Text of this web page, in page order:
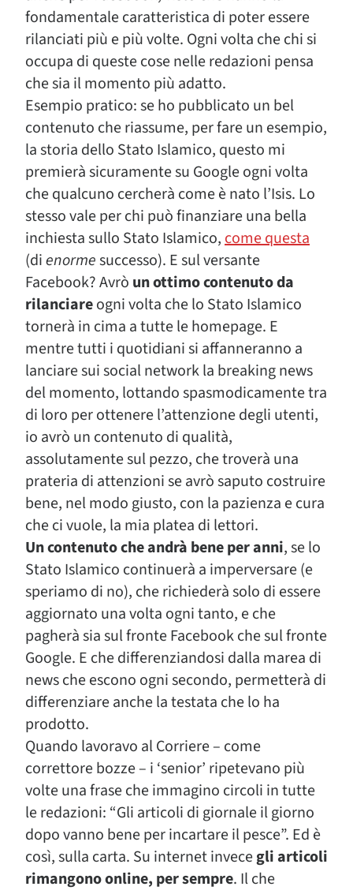
fondamentale caratteristica di poter essere
rilanciati più e più volte. Ogni volta che chi si
occupa di queste cose nelle redazioni pensa
che sia il momento più adatto.
Esempio pratico: se ho pubblicato un bel
contenuto che riassume, per fare un esempio,
la storia dello Stato Islamico, questo mi
premierà sicuramente su Google ogni volta
che qualcuno cercherà come è nato l’Isis. Lo
stesso vale per chi può finanziare una bella
inchiesta sullo Stato Islamico,come questa
(dienormesuccesso). E sul versante
Facebook? Avrò un ottimo contenuto da
rilanciareogni volta che lo Stato Islamico
tornerà in cima a tutte le homepage. E
mentre tutti i quotidiani si affanneranno a
lanciare sui social network la breaking news
del momento, lottando spasmodicamente tra
di loro per ottenere l’attenzione degli utenti,
io avrò un contenuto di qualità,
assolutamente sul pezzo, che troverà una
prateria di attenzioni se avrò saputo costruire
bene, nel modo giusto, con la pazienza e cura
che ci vuole, la mia platea di lettori.
Un contenuto che andrà bene per anni, se lo
Stato Islamico continuerà a imperversare (e
speriamo di no), che richiederà solo di essere
aggiornato una volta ogni tanto, e che
pagherà sia sul fronte Facebook che sul fronte
Google. E che differenziandosi dalla marea di
news che escono ogni secondo, permetterà di
differenziare anche la testata che lo ha
prodotto.
Quando lavoravo al Corriere – come
correttore bozze – i ‘senior’ ripetevano più
volte una frase che immagino circoli in tutte
le redazioni: “Gli articoli di giornale il giorno
dopo vanno bene per incartare il pesce”. Ed è
così, sulla carta. Su internet invecegli articoli
rimangono online, per sempre. Il che